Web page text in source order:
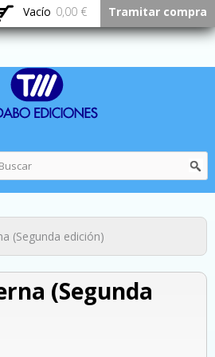
alVacío 0,00 € Tramitar compra
(Segunda edición)
(Segunda